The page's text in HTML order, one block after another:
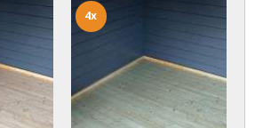
4x